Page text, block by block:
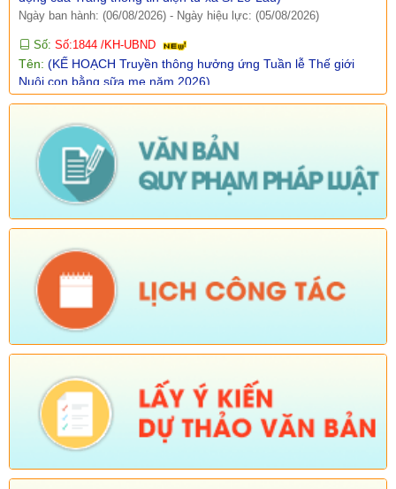
Số:Số:1844 /KH-UBND
Nuôi con bằng sữa mẹ năm 2026)
Ngày ban hành: (05/08/2026) -Ngày hiệu lực: (05/08/2026)
Số:Số:1840 /UBND-KT
quy định tại Điều 16 và khoản 3 Điều 124 Luật Đất đai)
Ngày ban hành: (05/08/2026) -Ngày hiệu lực: (04/08/2026)
(Mời dự Hội nghị Báo cáo viên cấp tỉnh thá)
Ngày ban hành: (05/08/2026)
Số: 1836/UBND-VP
Tên:(V/v triển khai thực hiện Nghị định số 265/2026/NĐ-CP và
Nghị định số 266/2026/NĐ-CP của Chính phủ về tiết kiệm,
chống lãng phí.)
Ngày ban hành: (05/08/2026)
Số:Số: 1839/KH-UBND
tháng cuối năm 2026 trên địa bàn xã Sì Lở Lầu)
Ngày ban hành: (05/08/2026) -Ngày hiệu lực: (04/08/2026)
Số: Số: 1721/KH-UBND
(KẾ HOẠCH Tổ chức Hội nghị tổng kết năm học 2025-
2026, triển khai nhiệm vụ năm học 2026-2027)